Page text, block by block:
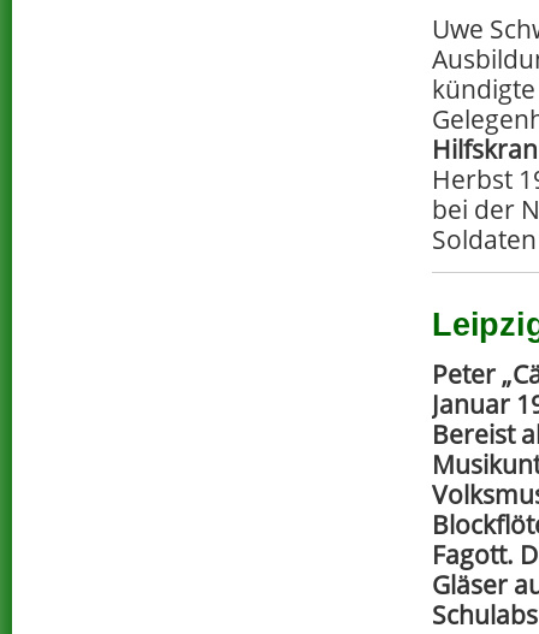
Uwe
Herbst
bei der
Peter
Januar
Bereist
Fagott.
Gläser